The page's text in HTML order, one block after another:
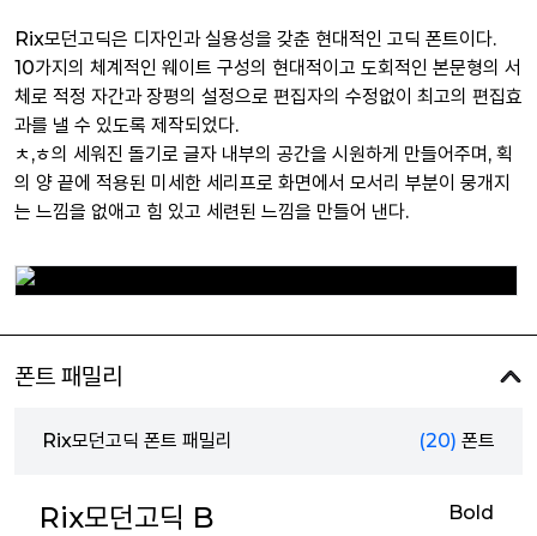
Rix모던고딕은 디자인과 실용성을 갖춘 현대적인 고딕 폰트이다.
10가지의 체계적인 웨이트 구성의 현대적이고 도회적인 본문형의 서
체로 적정 자간과 장평의 설정으로 편집자의 수정없이 최고의 편집효
과를 낼 수 있도록 제작되었다.
ㅊ,ㅎ의 세워진 돌기로 글자 내부의 공간을 시원하게 만들어주며, 획
의 양 끝에 적용된 미세한 세리프로 화면에서 모서리 부분이 뭉개지
는 느낌을 없애고 힘 있고 세련된 느낌을 만들어 낸다.
폰트 패밀리
Rix모던고딕 폰트 패밀리 (20) 폰트
Rix모던고딕 B Bold